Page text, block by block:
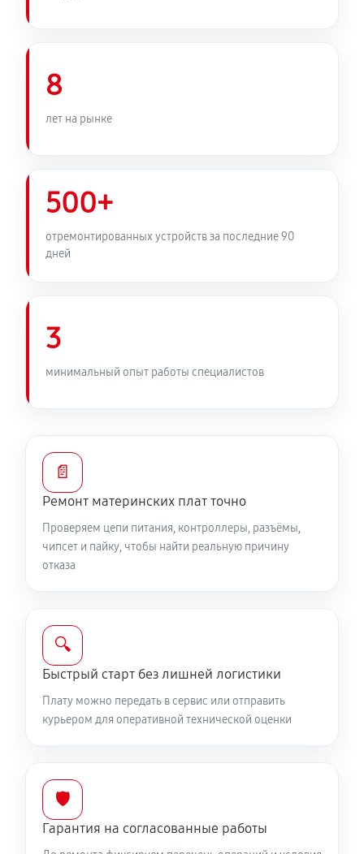
8
лет на рынке
500+
отремонтированных устройств за последние 90
дней
3
минимальный опыт работы специалистов
📄
Ремонт материнских плат точно
Проверяем цепи питания, контроллеры, разъёмы,
чипсет и пайку, чтобы найти реальную причину
отказа
🔍
Быстрый старт без лишней логистики
Плату можно передать в сервис или отправить
курьером для оперативной технической оценки
🛡️
Гарантия на согласованные работы